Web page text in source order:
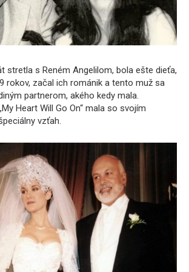
stretla s Reném Angelilom, bola ešte dieťa,
rokov, začal ich románik a tento muž sa
partnerom, akého kedy mala.
Heart Will Go On“ mala so svojím
vzťah.